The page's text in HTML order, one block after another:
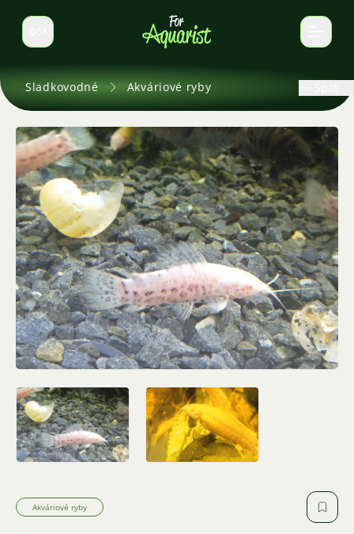
Prepnúť jazyk
Sladkovodné Akváriové ryby
Akváriové ryby